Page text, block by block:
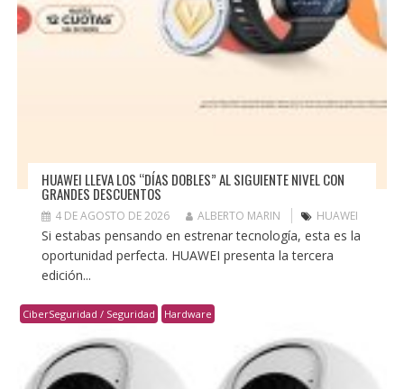
HUAWEI LLEVA LOS “DÍAS DOBLES” AL SIGUIENTE NIVEL CON
GRANDES DESCUENTOS
4 DE AGOSTO DE 2026 ALBERTO MARIN HUAWEI
Si estabas pensando en estrenar tecnología, esta es la
oportunidad perfecta. HUAWEI presenta la tercera
edición...
CiberSeguridad / Seguridad Hardware